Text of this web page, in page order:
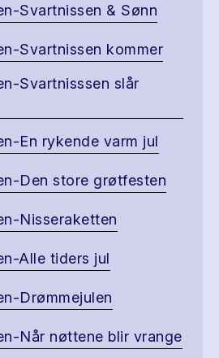
Svartnissen & Sønn
Svartnissen kommer
Svartnisssen slår
En rykende varm jul
Den store grøtfesten
Nisseraketten
Alle tiders jul
Drømmejulen
Når nøttene blir vrange